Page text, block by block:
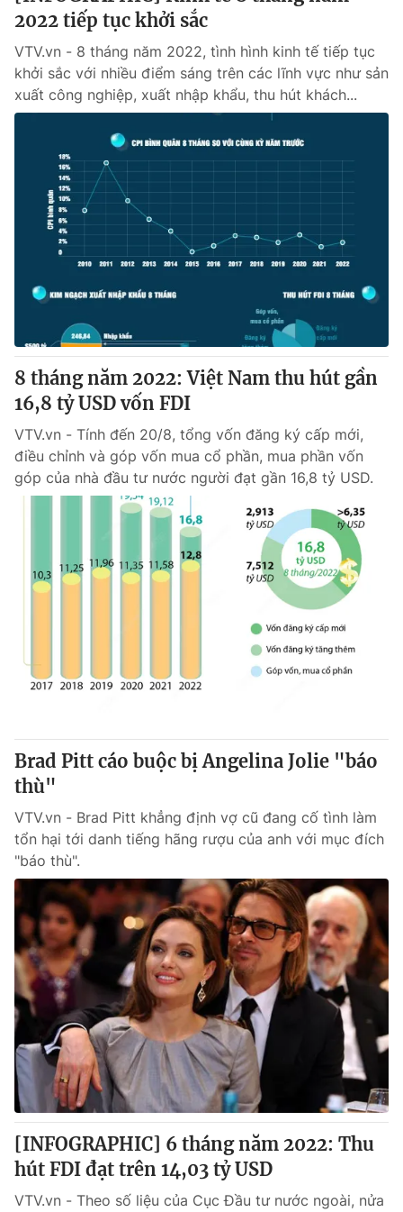
2022 tiếp tục khởi sắc
VTV.vn - 8 tháng năm 2022, tình hình kinh tế tiếp tục
khởi sắc với nhiều điểm sáng trên các lĩnh vực như sản
xuất công nghiệp, xuất nhập khẩu, thu hút khách...
8 tháng năm 2022: Việt Nam thu hút gần
16,8 tỷ USD vốn FDI
VTV.vn - Tính đến 20/8, tổng vốn đăng ký cấp mới,
điều chỉnh và góp vốn mua cổ phần, mua phần vốn
góp của nhà đầu tư nước người đạt gần 16,8 tỷ USD.
Brad Pitt cáo buộc bị Angelina Jolie "báo
thù"
VTV.vn - Brad Pitt khẳng định vợ cũ đang cố tình làm
tổn hại tới danh tiếng hãng rượu của anh với mục đích
"báo thù".
[INFOGRAPHIC] 6 tháng năm 2022: Thu
hút FDI đạt trên 14,03 tỷ USD
VTV.vn - Theo số liệu của Cục Đầu tư nước ngoài, nửa